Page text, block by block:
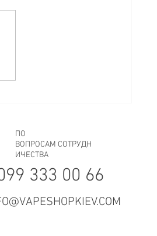
ПО
ВОПРОСАМ СОТРУДН
ИЧЕСТВА
333 00 66